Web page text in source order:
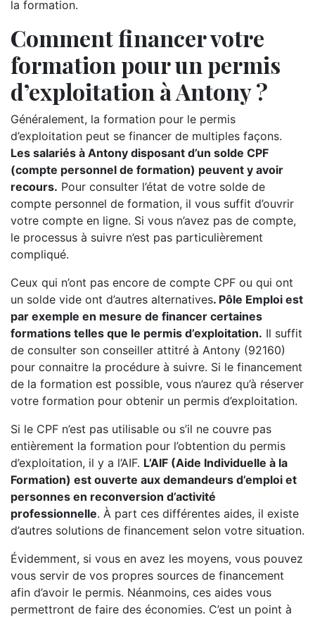
la formation.
Comment financer votre
formation pour un permis
d’exploitation à Antony ?
Généralement, la formation pour le permis
d’exploitation peut se financer de multiples façons.
Les salariés à Antony disposant d’un solde CPF
(compte personnel de formation) peuvent y avoir
recours. Pour consulter l’état de votre solde de
compte personnel de formation, il vous suffit d’ouvrir
votre compte en ligne. Si vous n’avez pas de compte,
le processus à suivre n’est pas particulièrement
compliqué.
Ceux qui n’ont pas encore de compte CPF ou qui ont
un solde vide ont d’autres alternatives. Pôle Emploi est
par exemple en mesure de financer certaines
formations telles que le permis d’exploitation. Il suffit
de consulter son conseiller attitré à Antony (92160)
pour connaitre la procédure à suivre. Si le financement
de la formation est possible, vous n’aurez qu’à réserver
votre formation pour obtenir un permis d’exploitation.
Si le CPF n’est pas utilisable ou s’il ne couvre pas
entièrement la formation pour l’obtention du permis
d’exploitation, il y a l’AIF. L’AIF (Aide Individuelle à la
Formation) est ouverte aux demandeurs d’emploi et
personnes en reconversion d’activité
professionnelle. À part ces différentes aides, il existe
d’autres solutions de financement selon votre situation.
Évidemment, si vous en avez les moyens, vous pouvez
vous servir de vos propres sources de financement
afin d’avoir le permis. Néanmoins, ces aides vous
permettront de faire des économies. C’est un point à